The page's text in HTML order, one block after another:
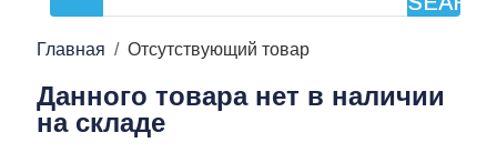
Главная Отсутствующий товар
Данного товара нет в наличии
на складе